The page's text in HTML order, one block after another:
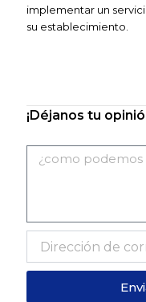
implementar un
su establecimiento.
¡Déjanos tu